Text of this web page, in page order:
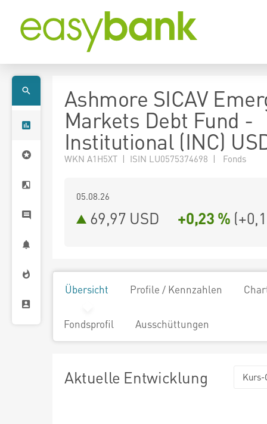
Ashmore SICAV
Markets Debt Fund -
Institutional (INC)
WKN A1H5XT | ISIN LU0575374698 | Fonds
05.08.26
69,97 USD +0,23 % (
Übersicht Profile / Kennzahlen
Fondsprofil Ausschüttungen
Aktuelle Entwicklung Kurs-